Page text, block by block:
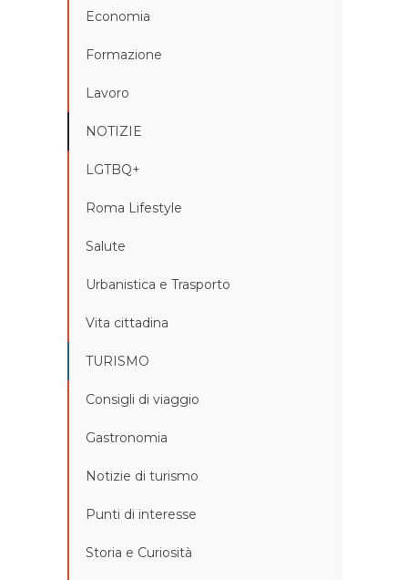
Economia
Formazione
Lavoro
NOTIZIE
LGTBQ+
Roma Lifestyle
Salute
Urbanistica e Trasporto
Vita cittadina
TURISMO
Consigli di viaggio
Gastronomia
Notizie di turismo
Punti di interesse
Storia e Curiosità